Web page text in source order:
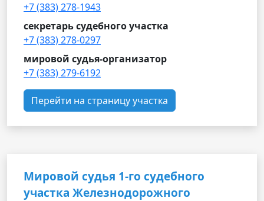
+7 (383) 278-1943
секретарь судебного участка
+7 (383) 278-0297
мировой судья-организатор
+7 (383) 279-6192
Перейти на страницу участка
Мировой судья 1-го судебного
участка Железнодорожного